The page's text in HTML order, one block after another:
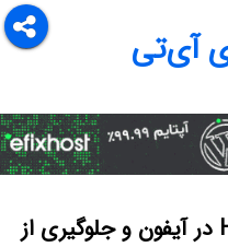
آی‌تی
نحوه غیرفعال کردن Hey Siri در آیفون و جلوگیری از